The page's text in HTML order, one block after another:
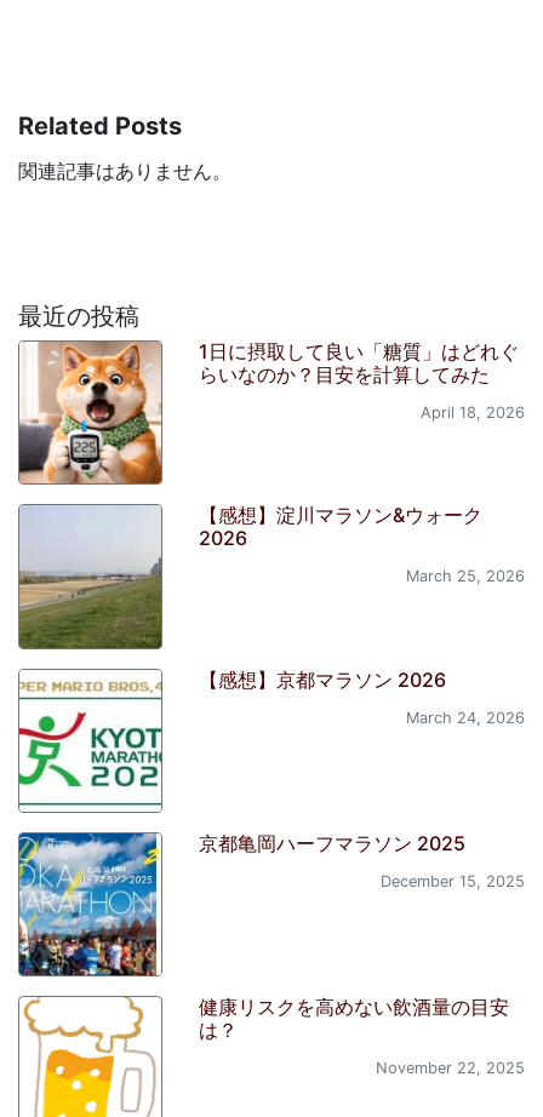
Related Posts
関連記事はありません。
最近の投稿
1日に摂取して良い「糖質」はどれぐ
らいなのか？目安を計算してみた
April 18, 2026
【感想】淀川マラソン&ウォーク
2026
March 25, 2026
【感想】京都マラソン 2026
March 24, 2026
京都亀岡ハーフマラソン 2025
December 15, 2025
健康リスクを高めない飲酒量の目安
は？
November 22, 2025